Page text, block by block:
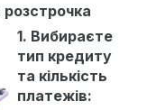
1. Вибираєте
тип кредиту
та кількість
платежів: